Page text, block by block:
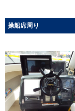
操船席周り